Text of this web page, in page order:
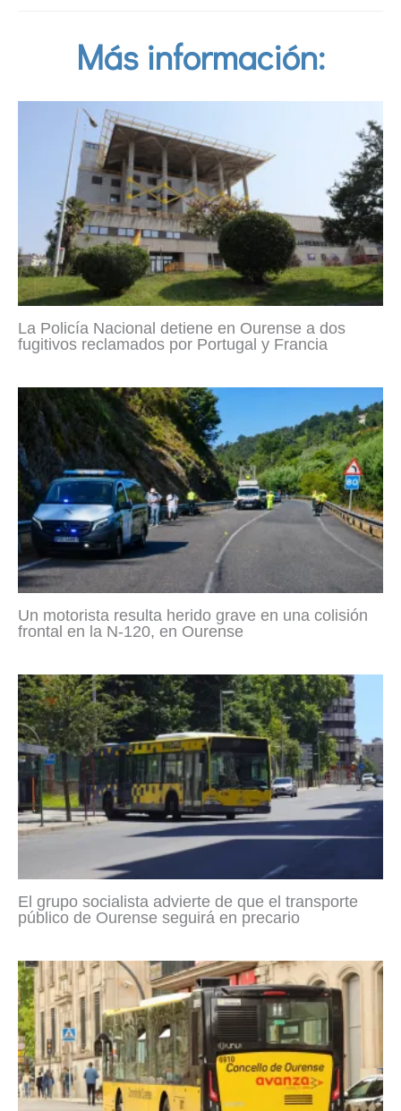
Más información:
La Policía Nacional detiene en Ourense a dos
fugitivos reclamados por Portugal y Francia
Un motorista resulta herido grave en una colisión
frontal en la N-120, en Ourense
El grupo socialista advierte de que el transporte
público de Ourense seguirá en precario